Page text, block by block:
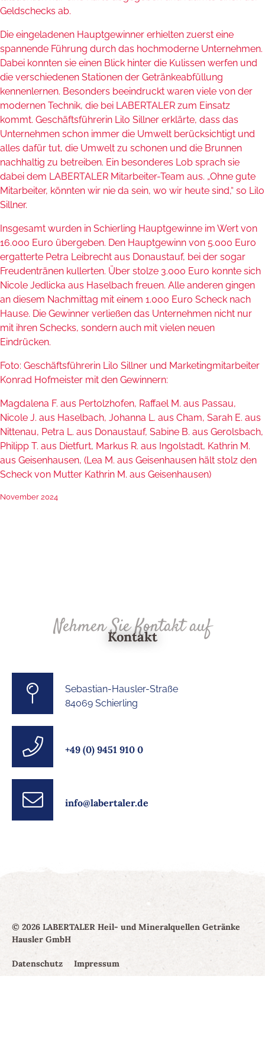
Geldschecks ab.
Die eingeladenen Hauptgewinner erhielten zuerst eine
spannende Führung durch das hochmoderne Unternehmen.
Dabei konnten sie einen Blick hinter die Kulissen werfen und
die verschiedenen Stationen der Getränkeabfüllung
kennenlernen. Besonders beeindruckt waren viele von der
modernen Technik, die bei LABERTALER zum Einsatz
kommt. Geschäftsführerin Lilo Sillner erklärte, dass das
Unternehmen schon immer die Umwelt berücksichtigt und
alles dafür tut, die Umwelt zu schonen und die Brunnen
nachhaltig zu betreiben. Ein besonderes Lob sprach sie
dabei dem LABERTALER Mitarbeiter-Team aus. „Ohne gute
Mitarbeiter, könnten wir nie da sein, wo wir heute sind,“ so Lilo
Sillner.
Insgesamt wurden in Schierling Hauptgewinne im Wert von
16.000 Euro übergeben. Den Hauptgewinn von 5.000 Euro
ergatterte Petra Leibrecht aus Donaustauf, bei der sogar
Freudentränen kullerten. Über stolze 3.000 Euro konnte sich
Nicole Jedlicka aus Haselbach freuen. Alle anderen gingen
an diesem Nachmittag mit einem 1.000 Euro Scheck nach
Hause. Die Gewinner verließen das Unternehmen nicht nur
mit ihren Schecks, sondern auch mit vielen neuen
Eindrücken.
Foto: Geschäftsführerin Lilo Sillner und Marketingmitarbeiter
Konrad Hofmeister mit den Gewinnern:
Magdalena F. aus Pertolzhofen, Raffael M. aus Passau,
Nicole J. aus Haselbach, Johanna L. aus Cham, Sarah E. aus
Nittenau, Petra L. aus Donaustauf, Sabine B. aus Gerolsbach,
Philipp T. aus Dietfurt, Markus R. aus Ingolstadt, Kathrin M.
aus Geisenhausen, (Lea M. aus Geisenhausen hält stolz den
Scheck von Mutter Kathrin M. aus Geisenhausen)
November 2024
Nehmen Sie Kontakt auf
Kontakt
Sebastian-Hausler-Straße
84069 Schierling
+49 (0) 9451 910 0
info@labertaler.de
© 2026 LABERTALER Heil- und Mineralquellen Getränke
Hausler GmbH
Datenschutz Impressum